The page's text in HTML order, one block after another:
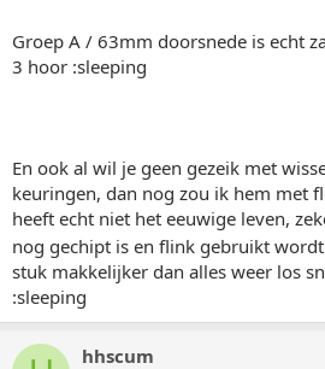
Groep A / 63mm doorsnede is echt
3 hoor :sleeping
En ook al wil je geen gezeik met
keuringen, dan nog zou ik hem met
heeft echt niet het eeuwige leven,
nog gechipt is en flink gebruikt wordt
stuk makkelijker dan alles weer los
:sleeping
hhscum